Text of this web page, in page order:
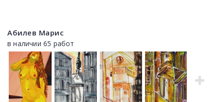
Абилев Марис
в наличии 65 работ